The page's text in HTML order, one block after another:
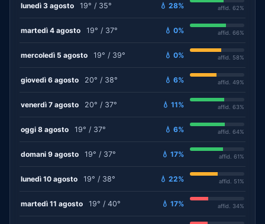
lunedì 3 agosto 19° / 35° 💧 28% affid. 62%
martedì 4 agosto 19° / 37° 💧 0% affid. 66%
mercoledì 5 agosto 19° / 39° 💧 0% affid. 58%
giovedì 6 agosto 20° / 38° 💧 6% affid. 49%
venerdì 7 agosto 20° / 37° 💧 11% affid. 63%
oggi 8 agosto 19° / 37° 💧 6% affid. 64%
domani 9 agosto 19° / 37° 💧 17% affid. 61%
lunedì 10 agosto 19° / 38° 💧 22% affid. 51%
martedì 11 agosto 19° / 40° 💧 17% affid. 34%